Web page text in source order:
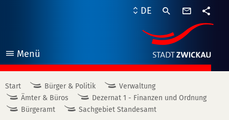
Menü
öffnen
DE
Start Bürger & Politik
Verwaltung
Ämter & Büros
Dezernat 1 - Finanzen und Ordnung
Bürgeramt
Sachgebiet Standesamt